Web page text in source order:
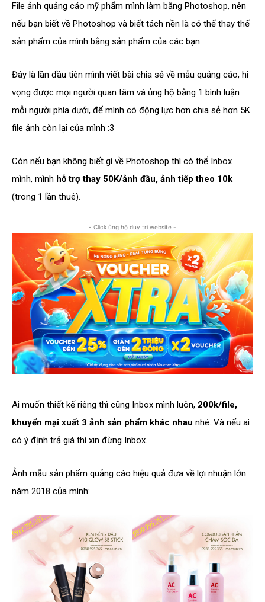
File ảnh quảng cáo mỹ phẩm mình làm bằng Photoshop, nên
nếu bạn biết về Photoshop và biết tách nền là có thể thay thế
sản phẩm của mình bằng sản phẩm của các bạn.
Đây là lần đầu tiên mình viết bài chia sẻ về mẫu quảng cáo, hi
vọng được mọi người quan tâm và ủng hộ bằng 1 bình luận
mỗi người phía dưới, để mình có động lực hơn chia sẻ hơn 5K
file ảnh còn lại của mình :3
Còn nếu bạn không biết gì về Photoshop thì có thể Inbox
mình, mình hỗ trợ thay 50K/ảnh đầu, ảnh tiếp theo 10k
(trong 1 lần thuê).
- Click ủng hộ duy trì website -
Ai muốn thiết kế riêng thì cũng Inbox mình luôn, 200k/file,
khuyến mại xuất 3 ảnh sản phẩm khác nhau nhé. Và nếu ai
có ý định trả giá thì xin đừng Inbox.
Ảnh mẫu sản phẩm quảng cáo hiệu quả đưa về lợi nhuận lớn
năm 2018 của mình: